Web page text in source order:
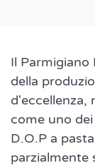
Il Parmigiano
della
come uno
D.O.P a
parzialmente